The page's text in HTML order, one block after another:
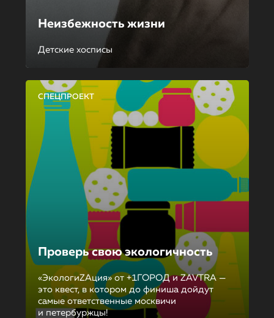
Неизбежность жизни
Детские хосписы
СПЕЦПРОЕКТ
Проверь свою экологичность
«ЭкологиZAция» от +1ГОРОД и ZAVTRA —
это квест, в котором до финиша дойдут
самые ответственные москвичи
и петербуржцы!